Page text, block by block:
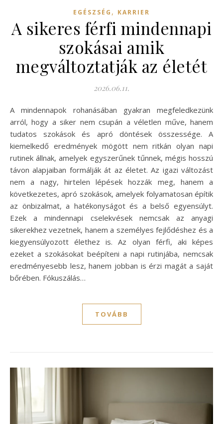
EGÉSZSÉG , KARRIER
A sikeres férfi mindennapi
szokásai amik
megváltoztatják az életét
2026.06.11.
A mindennapok rohanásában gyakran megfeledkezünk
arról, hogy a siker nem csupán a véletlen műve, hanem
tudatos szokások és apró döntések összessége. A
kiemelkedő eredmények mögött nem ritkán olyan napi
rutinek állnak, amelyek egyszerűnek tűnnek, mégis hosszú
távon alapjaiban formálják át az életet. Az igazi változást
nem a nagy, hirtelen lépések hozzák meg, hanem a
következetes, apró szokások, amelyek folyamatosan építik
az önbizalmat, a hatékonyságot és a belső egyensúlyt.
Ezek a mindennapi cselekvések nemcsak az anyagi
sikerekhez vezetnek, hanem a személyes fejlődéshez és a
kiegyensúlyozott élethez is. Az olyan férfi, aki képes
ezeket a szokásokat beépíteni a napi rutinjába, nemcsak
eredményesebb lesz, hanem jobban is érzi magát a saját
bőrében. Fókuszálás…
TOVÁBB